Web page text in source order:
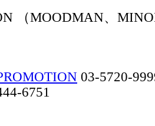
（MOODMAN、
03-5720-
6751